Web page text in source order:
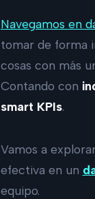
Navegamos en
tomar de forma
cosas con más
Contando con
smart KPIs.
Vamos a
efectiva en un
equipo.